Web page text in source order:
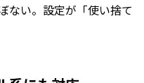
ない。設定が「使い捨て